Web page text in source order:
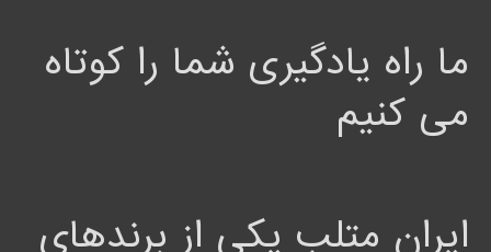
ما راه یادگیری شما را کوتاه
می کنیم
ایران متلب یکی از برندهای